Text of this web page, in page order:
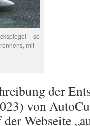
– so
mit
der
von
Webseite